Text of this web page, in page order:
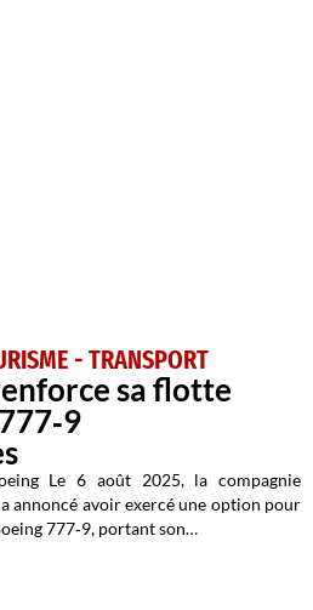
- TRANSPORT
sa flotte
Le 6 août 2025, la compagnie
annoncé avoir exercé une option pour
777‑9, portant son…